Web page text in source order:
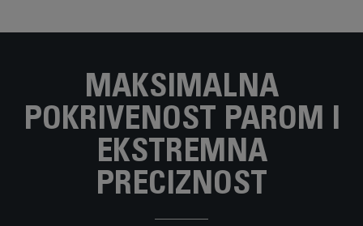
MAKSIMALNA
POKRIVENOST PAROM I
EKSTREMNA
PRECIZNOST